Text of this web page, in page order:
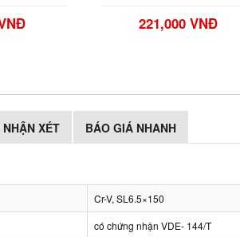
221,000 VNĐ
NHẬN XÉT BÁO GIÁ NHANH
Cr-V, SL6.5×150
có chứng nhận VDE- 144/T